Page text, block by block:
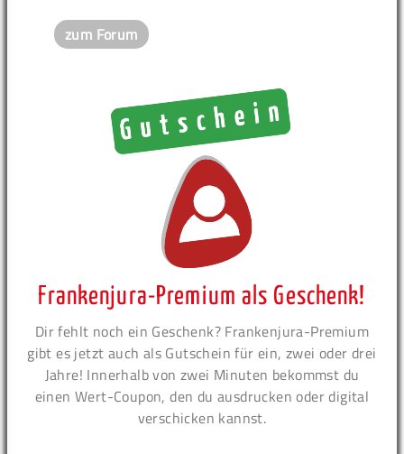
zum Forum
Frankenjura-Premium als Geschenk!
Dir fehlt noch ein Geschenk? Frankenjura-Premium
gibt es jetzt auch als Gutschein für ein, zwei oder drei
Jahre! Innerhalb von zwei Minuten bekommst du
einen Wert-Coupon, den du ausdrucken oder digital
verschicken kannst.